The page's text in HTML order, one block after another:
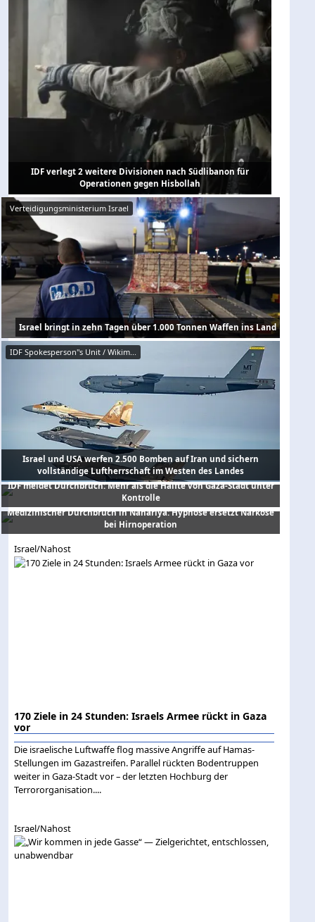
IDF verlegt 2 weitere Divisionen nach Südlibanon für
Operationen gegen Hisbollah
Verteidigungsministerium Israel
Israel bringt in zehn Tagen über 1.000 Tonnen Waffen ins Land
IDF Spokesperson"s Unit / Wikim...
Israel und USA werfen 2.500 Bomben auf Iran und sichern
vollständige Luftherrschaft im Westen des Landes
IDF meldet Durchbruch: Mehr als die Hälfte von Gaza-Stadt unter
Kontrolle
Medizinischer Durchbruch in Nahariya: Hypnose ersetzt Narkose
bei Hirnoperation
Israel/Nahost
170 Ziele in 24 Stunden: Israels Armee rückt in Gaza
vor
Die israelische Luftwaffe flog massive Angriffe auf Hamas-
Stellungen im Gazastreifen. Parallel rückten Bodentruppen
weiter in Gaza-Stadt vor – der letzten Hochburg der
Terrororganisation....
Israel/Nahost